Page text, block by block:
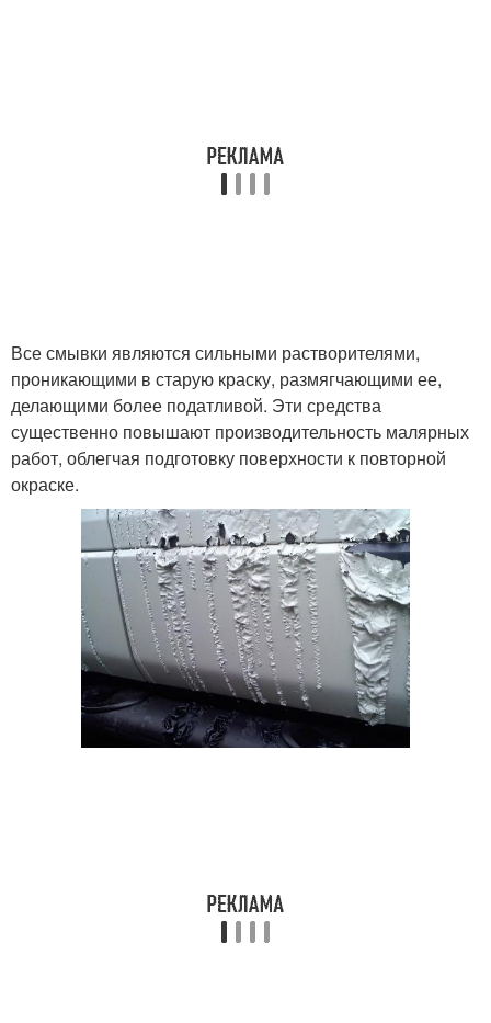
Все смывки являются сильными растворителями,
проникающими в старую краску, размягчающими ее,
делающими более податливой. Эти средства
существенно повышают производительность малярных
работ, облегчая подготовку поверхности к повторной
окраске.